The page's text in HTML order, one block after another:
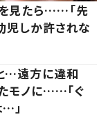
見たら……「先
児しか許されな
…遠方に違和
モノに……「ぐ
…」